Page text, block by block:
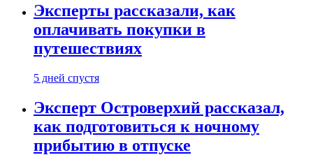
Эксперты рассказали, как
оплачивать покупки в
путешествиях
5 дней спустя
Эксперт Островерхий рассказал,
как подготовиться к ночному
прибытию в отпуске